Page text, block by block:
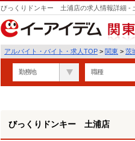
びっくりドンキー 土浦店の求人情報詳細 -
関東
アルバイト・バイト・求人TOP > 関東 > 茨
勤務地 職種
びっくりドンキー 土浦店